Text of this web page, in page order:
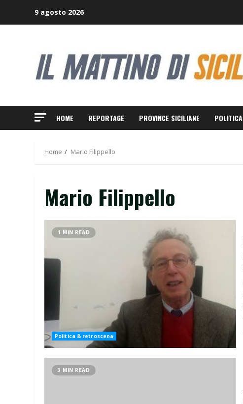
9 agosto 2026
HOME REPORTAGE PROVINCE SICILIANE POLITICA
Home Mario Filippello
Mario Filippello
1 MIN READ
Politica & retroscena
3 MIN READ